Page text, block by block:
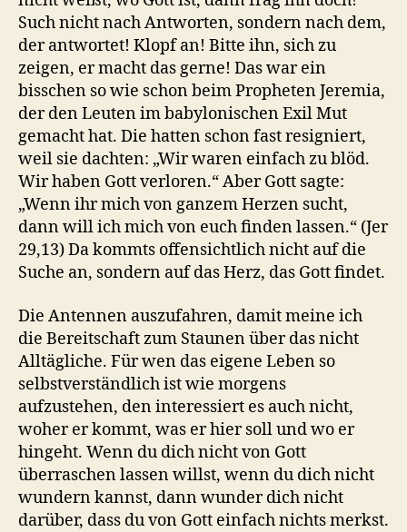
Such nicht nach Antworten, sondern nach dem,
der antwortet! Klopf an! Bitte ihn, sich zu
zeigen, er macht das gerne! Das war ein
bisschen so wie schon beim Propheten Jeremia,
der den Leuten im babylonischen Exil Mut
gemacht hat. Die hatten schon fast resigniert,
weil sie dachten: „Wir waren einfach zu blöd.
Wir haben Gott verloren.“ Aber Gott sagte:
„Wenn ihr mich von ganzem Herzen sucht,
dann will ich mich von euch finden lassen.“ (Jer
29,13) Da kommts offensichtlich nicht auf die
Suche an, sondern auf das Herz, das Gott findet.
Die Antennen auszufahren, damit meine ich
die Bereitschaft zum Staunen über das nicht
Alltägliche. Für wen das eigene Leben so
selbstverständlich ist wie morgens
aufzustehen, den interessiert es auch nicht,
woher er kommt, was er hier soll und wo er
hingeht. Wenn du dich nicht von Gott
überraschen lassen willst, wenn du dich nicht
wundern kannst, dann wunder dich nicht
darüber, dass du von Gott einfach nichts merkst.